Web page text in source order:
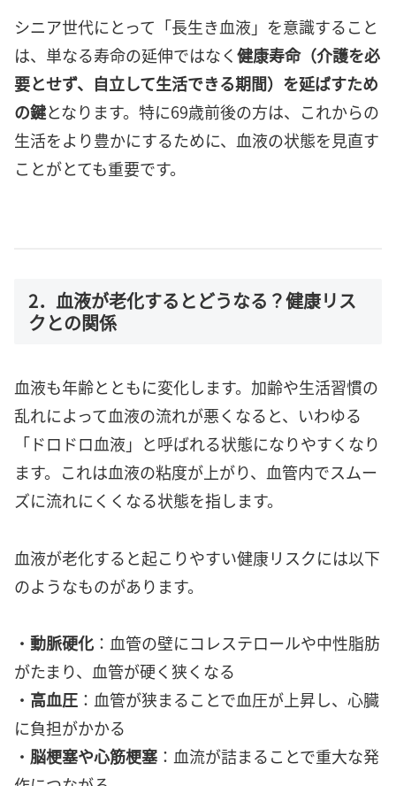
シニア世代にとって「長生き血液」を意識すること
は、単なる寿命の延伸ではなく健康寿命（介護を必
要とせず、自立して生活できる期間）を延ばすため
の鍵となります。特に69歳前後の方は、これからの
生活をより豊かにするために、血液の状態を見直す
ことがとても重要です。
2．血液が老化するとどうなる？健康リス
クとの関係
血液も年齢とともに変化します。加齢や生活習慣の
乱れによって血液の流れが悪くなると、いわゆる
「ドロドロ血液」と呼ばれる状態になりやすくなり
ます。これは血液の粘度が上がり、血管内でスムー
ズに流れにくくなる状態を指します。
血液が老化すると起こりやすい健康リスクには以下
のようなものがあります。
・ 動脈硬化 ：血管の壁にコレステロールや中性脂肪
がたまり、血管が硬く狭くなる
・ 高血圧 ：血管が狭まることで血圧が上昇し、心臓
に負担がかかる
・ 脳梗塞や心筋梗塞 ：血流が詰まることで重大な発